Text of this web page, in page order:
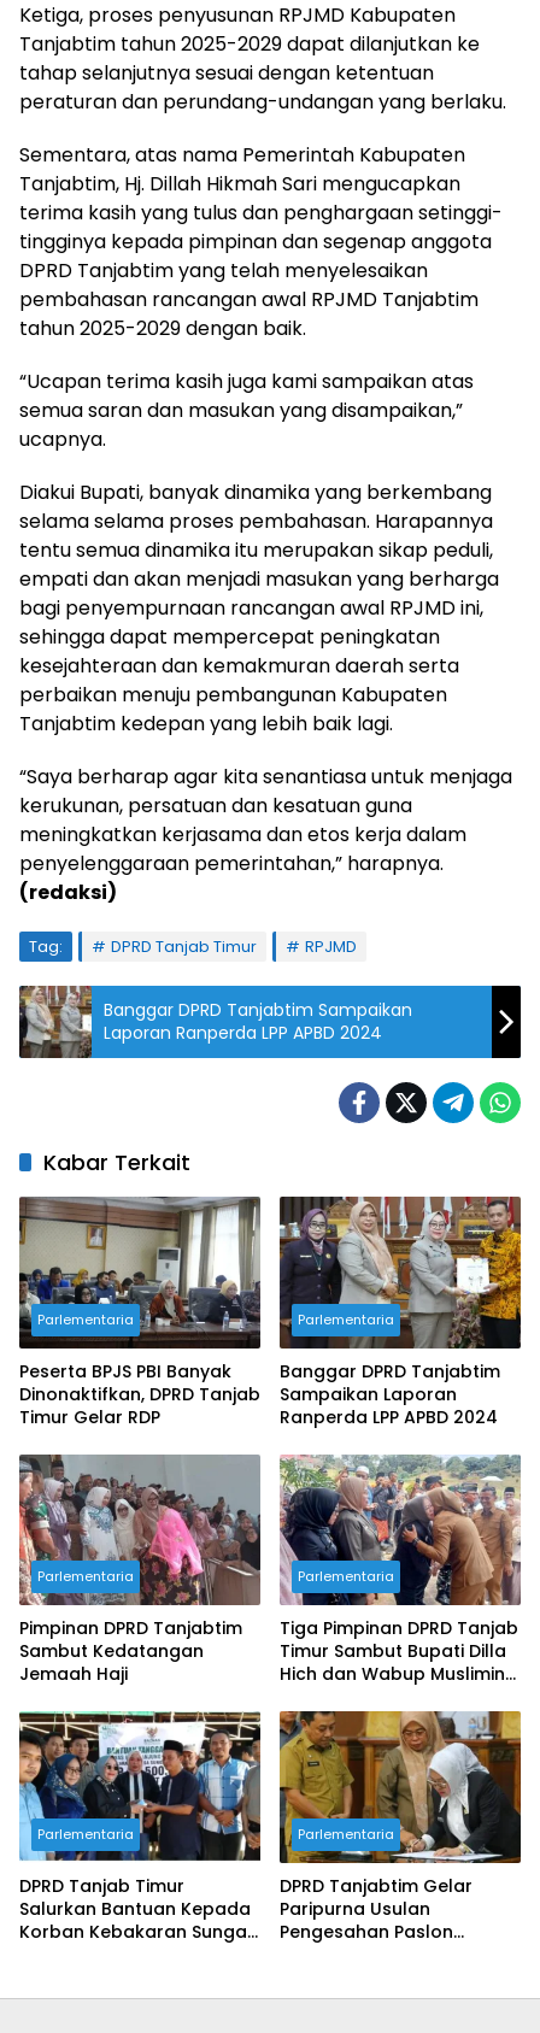
Ketiga, proses penyusunan RPJMD Kabupaten
Tanjabtim tahun 2025-2029 dapat dilanjutkan ke
tahap selanjutnya sesuai dengan ketentuan
peraturan dan perundang-undangan yang berlaku.
Sementara, atas nama Pemerintah Kabupaten
Tanjabtim, Hj. Dillah Hikmah Sari mengucapkan
terima kasih yang tulus dan penghargaan setinggi-
tingginya kepada pimpinan dan segenap anggota
DPRD Tanjabtim yang telah menyelesaikan
pembahasan rancangan awal RPJMD Tanjabtim
tahun 2025-2029 dengan baik.
“Ucapan terima kasih juga kami sampaikan atas
semua saran dan masukan yang disampaikan,”
ucapnya.
Diakui Bupati, banyak dinamika yang berkembang
selama selama proses pembahasan. Harapannya
tentu semua dinamika itu merupakan sikap peduli,
empati dan akan menjadi masukan yang berharga
bagi penyempurnaan rancangan awal RPJMD ini,
sehingga dapat mempercepat peningkatan
kesejahteraan dan kemakmuran daerah serta
perbaikan menuju pembangunan Kabupaten
Tanjabtim kedepan yang lebih baik lagi.
“Saya berharap agar kita senantiasa untuk menjaga
kerukunan, persatuan dan kesatuan guna
meningkatkan kerjasama dan etos kerja dalam
penyelenggaraan pemerintahan,” harapnya.
(redaksi)
Tag: DPRD Tanjab Timur RPJMD
Banggar DPRD Tanjabtim Sampaikan
Laporan Ranperda LPP APBD 2024
Kabar Terkait
Parlementaria
Peserta BPJS PBI Banyak
Dinonaktifkan, DPRD Tanjab
Timur Gelar RDP
Parlementaria
Banggar DPRD Tanjabtim
Sampaikan Laporan
Ranperda LPP APBD 2024
Parlementaria
Pimpinan DPRD Tanjabtim
Sambut Kedatangan
Jemaah Haji
Parlementaria
Tiga Pimpinan DPRD Tanjab
Timur Sambut Bupati Dilla
Hich dan Wabup Muslimin
Parlementaria
DPRD Tanjab Timur
Salurkan Bantuan Kepada
Korban Kebakaran Sungai
Parlementaria
DPRD Tanjabtim Gelar
Paripurna Usulan
Pengesahan Paslon